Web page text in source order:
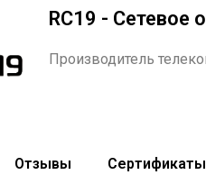
RC19 - Сетевое
Производитель
Отзывы Сертификаты